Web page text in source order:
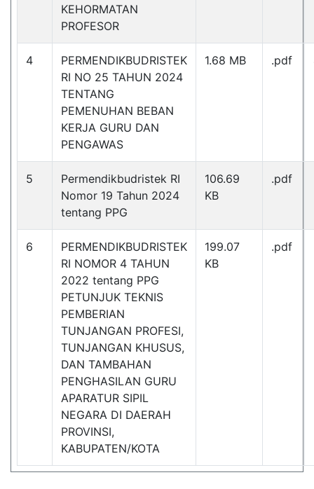
KEHORMATAN
PROFESOR
4
PERMENDIKBUDRISTEK
RI NO 25 TAHUN 2024
TENTANG
PEMENUHAN BEBAN
KERJA GURU DAN
PENGAWAS
1.68 MB .pdf
5
Permendikbudristek RI
Nomor 19 Tahun 2024
tentang PPG
106.69
KB
.pdf
6
PERMENDIKBUDRISTEK
RI NOMOR 4 TAHUN
2022 tentang PPG
PETUNJUK TEKNIS
PEMBERIAN
TUNJANGAN PROFESI,
TUNJANGAN KHUSUS,
DAN TAMBAHAN
PENGHASILAN GURU
APARATUR SIPIL
NEGARA DI DAERAH
PROVINSI,
KABUPATEN/KOTA
199.07
KB
.pdf